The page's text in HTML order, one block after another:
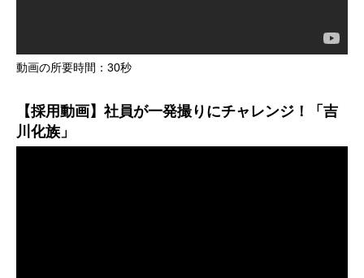
動画の所要時間：30秒
【採用動画】社員が一発撮りにチャレンジ！「吉
川化族」